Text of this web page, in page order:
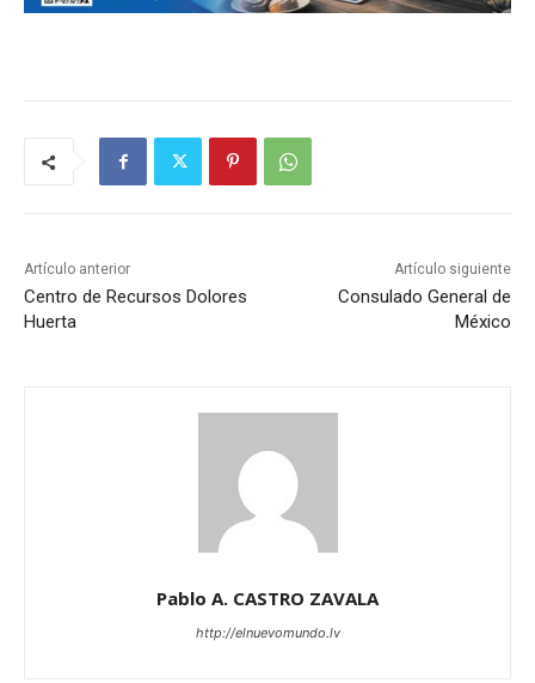
Artículo anterior
Centro de Recursos Dolores
Huerta
Artículo siguiente
Consulado General de
México
Pablo A. CASTRO ZAVALA
http://elnuevomundo.lv